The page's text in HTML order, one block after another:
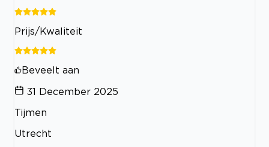
Prijs/Kwaliteit
Beveelt aan
31 December 2025
Tijmen
Utrecht